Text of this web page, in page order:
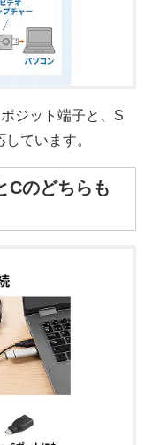
ジット端子と、S
ています。
Cのどちらも